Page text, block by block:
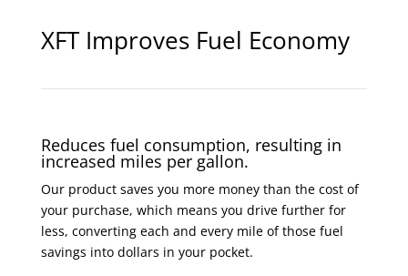
XFT Improves Fuel Economy
Reduces fuel consumption, resulting in
increased miles per gallon.
Our product saves you more money than the cost of
your purchase, which means you drive further for
less, converting each and every mile of those fuel
savings into dollars in your pocket.